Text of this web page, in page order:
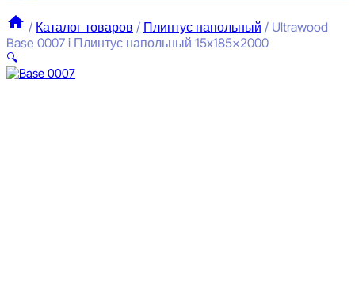
/ Каталог товаров / Плинтус напольный / Ultrawood
Base 0007 i Плинтус напольный 15x185x2000
🔍